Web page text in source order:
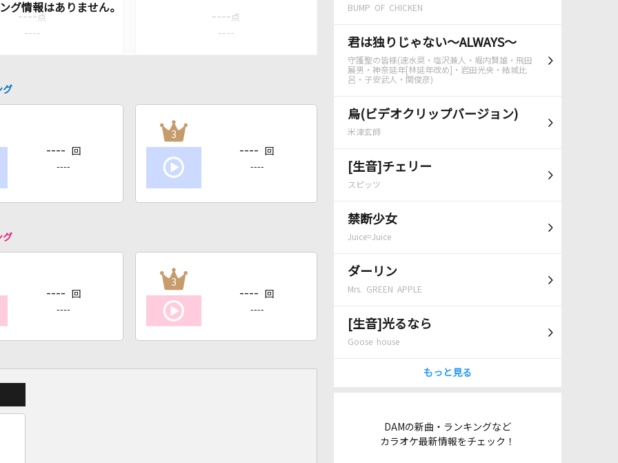
BUMP OF CHICKEN
君は独りじゃない～ALWAYS～
守護聖の皆様(速水奨・塩沢兼人・堀内賢雄・飛田
展男・神奈延年[林延年改め]・岩田光央・結城比
呂・子安武人・関俊彦)
烏(ビデオクリップバージョン)
米津玄師
[生音]チェリー
スピッツ
禁断少女
Juice=Juice
ダーリン
Mrs. GREEN APPLE
[生音]光るなら
Goose house
もっと見る
DAMの新曲・ランキングなど
カラオケ最新情報をチェック！
---- 点
----
---- 点
----
グ
---- 回
----
3
---- 回
----
グ
---- 回
----
3
---- 回
----